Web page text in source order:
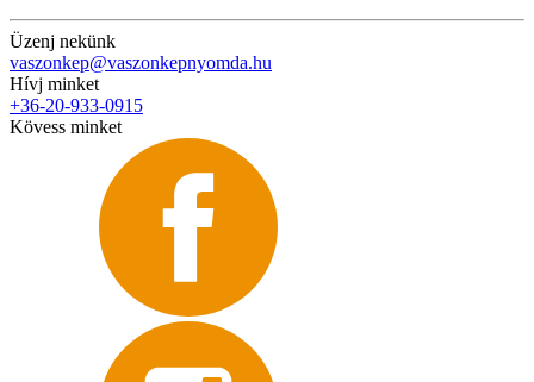
Üzenj nekünk
vaszonkep@vaszonkepnyomda.hu
Hívj minket
+36-20-933-0915
Kövess minket